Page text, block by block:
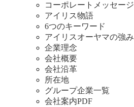
コーポレートメッセージ
アイリス物語
6つのキーワード
アイリスオーヤマの強み
企業理念
会社概要
会社沿革
所在地
グループ企業一覧
会社案内PDF